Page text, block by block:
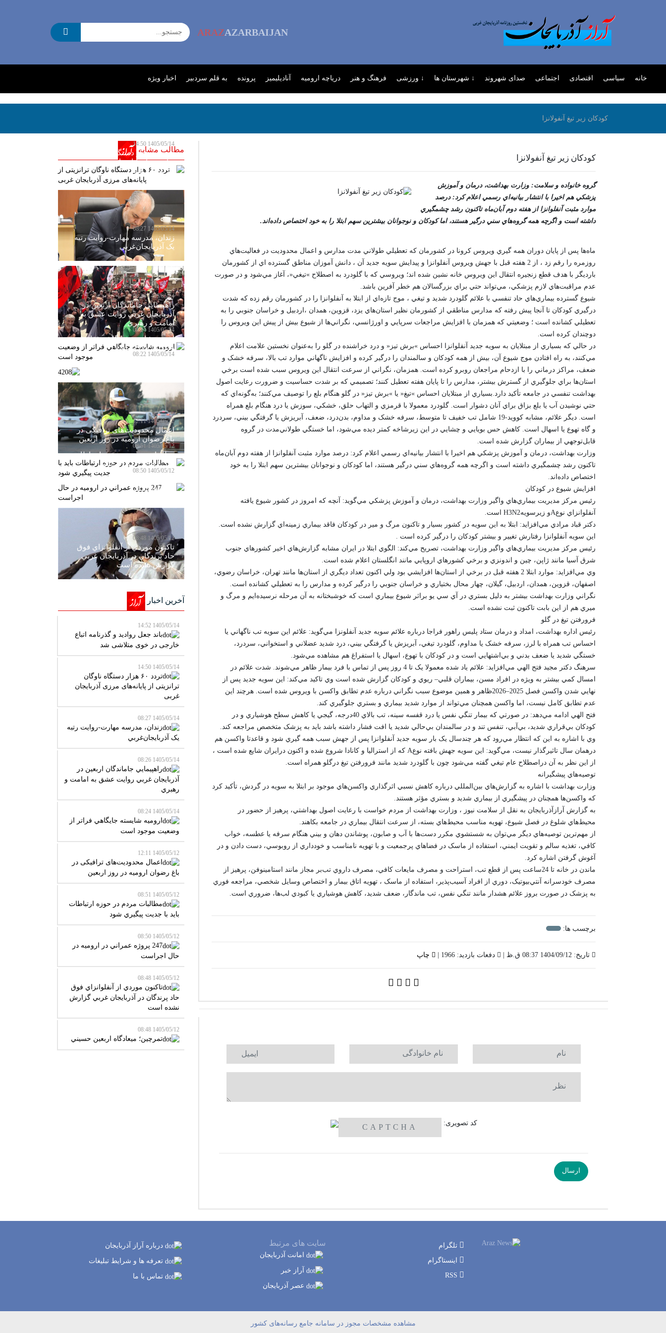
ARAZAZARBAIJAN
خانه سیاسی اقتصادی اجتماعی صدای شهروند ↓ شهرستان ها ↓ ورزشی فرهنگ و هنر دریاچه ارومیه آنادیلیمیز پرونده به قلم سردبیر اخبار ویژه
کودکان زير تيغ آنفولانزا
کودکان زير تيغ آنفولانزا
گروه خانواده و سلامت: وزارت بهداشت، درمان و آموزش
پزشکي هم اخيرا با انتشار بيانيه‌اي رسمي اعلام کرد: درصد
موارد مثبت آنفلوانزا از هفته دوم آبان‌ماه تاکنون رشد چشمگيري
داشته است و اگرچه همه گروه‌هاي سني درگير هستند، اما کودکان و نوجوانان بيشترين سهم ابتلا را به خود اختصاص داده‌اند.
ماه‌ها پس از پايان دوران همه گيري ويروس کرونا در کشورمان که تعطيلي طولاني مدت مدارس و اعمال محدوديت در فعاليت‌هاي
روزمره را رقم زد ، از 2 هفته قبل با جهش ويروس آنفلوانزا و پيدايش سويه جديد آن ، دانش آموزان مناطق گسترده اي از کشورمان
بارديگر با هدف قطع زنجيره انتقال اين ويروس خانه نشين شده اند؛ ويروسي که با گلودرد به اصطلاح »تيغي«، آغاز مي‌شود و در صورت
عدم مراقبت‌هاي لازم پزشکي، مي‌تواند حتي براي بزرگسالان هم خطر آفرين باشد.
شيوع گسترده بيماري‌هاي حاد تنفسي با علائم گلودرد شديد و تيغي ، موج تازه‌اي از ابتلا به آنفلوانزا را در کشورمان رقم زده که شدت
درگيري کودکان تا آنجا پيش رفته که مدارس مناطقي از کشورمان نظير استان‌هاي يزد، قزوين، همدان ،اردبيل و خراسان جنوبي را به
تعطيلي کشانده است ؛ وضعيتي که همزمان با افزايش مراجعات سرپايي و اورژانسي، نگراني‌ها از شيوع بيش از پيش اين ويروس را
دوچندان کرده است.
در حالي ‌که بسياري از مبتلايان به سويه جديد آنفلوانزا احساس »برش تيز« و درد خراشنده در گلو را به‌عنوان نخستين علامت اعلام
مي‌کنند، به راه افتادن موج شيوع آن، بيش از همه کودکان و سالمندان را درگير کرده و افزايش ناگهاني موارد تب بالا، سرفه خشک و
ضعف، مراکز درماني را با ازدحام مراجعان روبرو کرده است. همزمان، نگراني از سرعت انتقال اين ويروس سبب شده است برخي
استان‌ها براي جلوگيري از گسترش بيشتر، مدارس را تا پايان هفته تعطيل کنند؛ تصميمي که بر شدت حساسيت و ضرورت رعايت اصول
بهداشت تنفسي در جامعه تأکيد دارد.بسياري از مبتلايان احساس »تيغ« يا »برش تيز« در گلو هنگام بلع را توصيف مي‌کنند؛ به‌گونه‌اي که
حتي نوشيدن آب يا بلع بزاق براي آنان دشوار است. گلودرد معمولا با قرمزي و التهاب حلق، خشکي، سوزش يا درد هنگام بلع همراه
است. ديگر علائم، مشابه کوويد-19 شامل تب خفيف تا متوسط، سرفه خشک و مداوم، بدن‌درد، ضعف، آبريزش يا گرفتگي بيني، سردرد
و گاه تهوع يا اسهال است. کاهش حس بويايي و چشايي در اين زيرشاخه کمتر ديده مي‌شود، اما خستگي طولاني‌مدت در گروه
قابل‌توجهي از بيماران گزارش شده است.
وزارت بهداشت، درمان و آموزش پزشکي هم اخيرا با انتشار بيانيه‌اي رسمي اعلام کرد: درصد موارد مثبت آنفلوانزا از هفته دوم آبان‌ماه
تاکنون رشد چشمگيري داشته است و اگرچه همه گروه‌هاي سني درگير هستند، اما کودکان و نوجوانان بيشترين سهم ابتلا را به خود
اختصاص داده‌اند.
افزايش شيوع در کودکان
رئيس مرکز مديريت بيماري‌هاي واگير وزارت بهداشت، درمان و آموزش پزشکي مي‌گويد: آنچه که امروز در کشور شيوع يافته
آنفلوانزاي نوعAو زيرسويهH3N2 است.
دکتر قباد مرادي مي‌افزايد: ابتلا به اين سويه در کشور بسيار و تاکنون مرگ ‌و مير در کودکان فاقد بيماري زمينه‌اي گزارش نشده است.
اين سويه آنفلوانزا رفتارش تغيير و بيشتر کودکان را درگير کرده است .
رئيس مرکز مديريت بيماري‌هاي واگير وزارت بهداشت، تصريح مي‌کند: الگوي ابتلا در ايران مشابه گزارش‌هاي اخير کشورهاي جنوب
شرق آسيا مانند ژاپن، چين و اندونزي و برخي کشورهاي اروپايي مانند انگلستان اعلام شده است.
وي مي‌افزايد: موارد ابتلا 2 هفته قبل در برخي از استان‌ها افزايشي بود ولي اکنون تعداد ديگري از استان‌ها مانند تهران، خراسان رضوي،
اصفهان، قزوين، همدان، اردبيل، گيلان، چهار محال بختياري و خراسان جنوبي را درگير کرده و مدارس را به تعطيلي کشانده است.
نگراني وزارت بهداشت بيشتر به دليل بستري در آي سي يو براثر شيوع بيماري است که خوشبختانه به آن مرحله نرسيده‌ايم و مرگ و
ميري هم از اين بابت تاکنون ثبت نشده است.
فرورفتن تيغ در گلو
رئيس اداره بهداشت، امداد و درمان ستاد پليس راهور فراجا درباره علائم سويه جديد آنفلونزا مي‌گويد: علائم اين سويه تب ناگهاني يا
احساس تب همراه با لرز، سرفه خشک يا مداوم، گلودرد تيغي، آبريزش يا گرفتگي بيني، درد شديد عضلاني و استخواني، سردرد،
خستگي شديد يا ضعف بدني و بي‌اشتهايي است و در کودکان با تهوع، اسهال يا استفراغ هم مشاهده مي‌شود.
سرهنگ دکتر مجيد فتح الهي مي‌افزايد: علائم ياد شده معمولا يک تا 4 روز پس از تماس با فرد بيمار ظاهر مي‌شوند. شدت علائم در
امسال کمي بيشتر به ويژه در افراد مسن، بيماران قلبي– ريوي و کودکان گزارش شده است وي تاکيد مي‌کند: اين سويه جديد پس از
نهايي شدن واکسن فصل 2025–2026ظاهر و همين موضوع سبب نگراني درباره عدم تطابق واکسن با ويروس شده است. هرچند اين
عدم تطابق کامل نيست، اما واکسن همچنان مي‌تواند از موارد شديد بيماري و بستري جلوگيري کند.
فتح الهي ادامه مي‌دهد: در صورتي که بيمار تنگي نفس يا درد قفسه سينه، تب بالاي 40درجه، گيجي يا کاهش سطح هوشياري و در
کودکان بي‌قراري شديد، بي‌آبي، تنفس تند و در سالمندان بي‌حالي شديد يا افت فشار داشته باشد بايد به پزشک متخصص مراجعه کند.
وي با اشاره به اين که انتظار مي‌رود که هر چندسال يک بار سويه جديد آنفلوانزا پس از جهش سبب همه گيري شود و قاعدتا واکسن هم
درهمان سال تاثيرگذار نيست، مي‌گويد: اين سويه جهش بافته نوعA که از استراليا و کانادا شروع شده و اکنون درايران شايع شده است ،
از اين نظر به آن دراصطلاح عام تيغي گفته مي‌شود چون با گلودرد شديد مانند فرورفتن تيغ درگلو همراه است.
توصيه‌هاي پيشگيرانه
وزارت بهداشت با اشاره به گزارش‌هاي بين‌المللي درباره کاهش نسبي اثرگذاري واکسن‌هاي موجود بر ابتلا به سويه در گردش، تأکيد کرد
که واکسن‌ها همچنان در پيشگيري از بيماري شديد و بستري مؤثر هستند.
به گزارش آرازآذربايجان به نقل از سلامت نيوز ، وزارت بهداشت از مردم خواست با رعايت اصول بهداشتي، پرهيز از حضور در
محيط‌هاي شلوغ در فصل شيوع، تهويه مناسب محيط‌هاي بسته، از سرعت انتقال بيماري در جامعه بکاهند.
از مهم‌ترين توصيه‌هاي ديگر مي‌توان به شستشوي مکرر دست‌ها با آب و صابون، پوشاندن دهان و بيني هنگام سرفه يا عطسه، خواب
کافي، تغذيه سالم و تقويت ايمني، استفاده از ماسک در فضاهاي پرجمعيت و با تهويه نامناسب و خودداري از روبوسي، دست دادن و در
آغوش گرفتن اشاره کرد.
ماندن در خانه تا 24ساعت پس از قطع تب، استراحت و مصرف مايعات کافي، مصرف داروي تب‌بر مجاز مانند استامينوفن، پرهيز از
مصرف خودسرانه آنتي‌بيوتيک، دوري از افراد آسيب‌پذير، استفاده از ماسک ، تهويه اتاق بيمار و اختصاص وسايل شخصي، مراجعه فوري
به پزشک در صورت بروز علائم هشدار مانند تنگي نفس، تب ماندگار، ضعف شديد، کاهش هوشياري يا کبودي لب‌ها، ضروري است.
برچسب ها:
تاریخ: 1404/09/12 08:37 ق.ظ | دفعات بازدید: 1966 | چاپ
کد تصویری:
مطالب مشابه
1405/05/14 14:50
تردد ۶۰ هزار دستگاه ناوگان
ترانزیتی از پایانه‌های مرزی
آذربایجان ‌غربی
1405/05/14 08:27
زندان، مدرسه مهارت-روايت رتبه
يک آذربايجان‌غربي
1405/05/14 08:26
راهپيمايي جاماندگان اربعين در
آذربايجان غربي روايت عشق به
امامت و رهبري
1405/05/14 08:24
اروميه شايسته جايگاهي فراتر از
وضعيت موجود است
1405/05/14 08:22
1405/05/12 12:11
اعمال محدودیت‌های ترافیکی در
باغ رضوان ارومیه در روز اربعین
1405/05/12 08:51
مطالبات مردم در حوزه ارتباطات
بايد با جديت پيگيري شود
1405/05/12 08:50
247 پروژه عمراني در اروميه در
حال اجراست
1405/05/12 08:48
تاکنون موردي از آنفلوانزاي فوق
حاد پرندگان در آذربايجان غربي
گزارش نشده است
آخرین اخبار
1405/05/14 14:52
باند جعل روادید و گذرنامه اتباع
خارجی در خوی متلاشی شد
1405/05/14 14:50
تردد ۶۰ هزار دستگاه ناوگان
ترانزیتی از پایانه‌های مرزی آذربایجان
‌غربی
1405/05/14 08:27
زندان، مدرسه مهارت-روايت رتبه
يک آذربايجان‌غربي
1405/05/14 08:26
راهپيمايي جاماندگان اربعين در
آذربايجان غربي روايت عشق به امامت و
رهبري
1405/05/14 08:24
اروميه شايسته جايگاهي فراتر از
وضعيت موجود است
1405/05/12 12:11
اعمال محدودیت‌های ترافیکی در
باغ رضوان ارومیه در روز اربعین
1405/05/12 08:51
مطالبات مردم در حوزه ارتباطات
بايد با جديت پيگيري شود
1405/05/12 08:50
247 پروژه عمراني در اروميه در
حال اجراست
1405/05/12 08:48
تاکنون موردي از آنفلوانزاي فوق
حاد پرندگان در آذربايجان غربي گزارش
نشده است
1405/05/12 08:48
تمرچين؛ ميعادگاه اربعين حسيني
درباره آراز آذربایجان
تعرفه ها و شرایط تبلیغات
تماس با ما
سایت های مرتبط
امانت آذربایجان
آراز خبر
عصر آذربایجان
تلگرام
اینستاگرام
مشاهده مشخصات مجوز در سامانه جامع رسانه‌های کشور